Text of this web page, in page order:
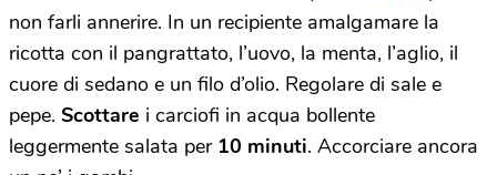
non farli annerire. In un recipiente amalgamare la
ricotta con il pangrattato, l’uovo, la menta, l’aglio, il
cuore di sedano e un filo d’olio. Regolare di sale e
pepe. Scottare i carciofi in acqua bollente
leggermente salata per 10 minuti. Accorciare ancora